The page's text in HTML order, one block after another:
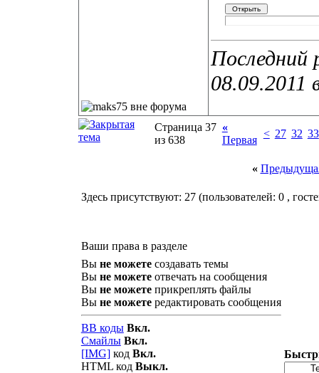
Последний
08.09.2011
Страница 37
из 638
«
Первая
< 27 32 33
«
Здесь присутствуют: 27 (пользователей: 0 ,
Ваши права в разделе
Вы не можетесоздавать темы
Вы не можетеотвечать на сообщения
Вы не можетеприкреплять файлы
Вы не можетередактировать сообщения
BB коды Вкл.
Смайлы Вкл.
[IMG]код Вкл.
HTML код Выкл.